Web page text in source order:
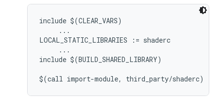
include $(CLEAR_VARS)
     ...
LOCAL_STATIC_LIBRARIES := shaderc
     ...
include $(BUILD_SHARED_LIBRARY)